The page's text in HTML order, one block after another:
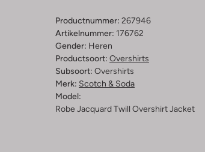
Productnummer: 267946
Artikelnummer: 176762
Gender: Heren
Productsoort: Overshirts
Subsoort: Overshirts
Merk: Scotch & Soda
Model:
Robe Jacquard Twill Overshirt Jacket